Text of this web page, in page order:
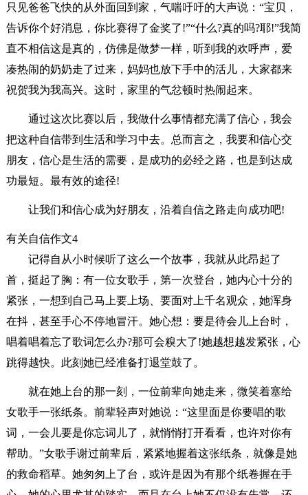
只见爸爸飞快的从外面回到家，气喘吁吁的大声说：“宝贝，
告诉你个好消息，你比赛得了金奖了!”“什么?真的吗?耶!”我简
直不相信这是真的，仿佛是做梦一样，听到我的欢呼声，爱
凑热闹的奶奶走了过来，妈妈也放下手中的活儿，大家都来
祝贺我为我高兴。这时，家里的气忿顿时热闹起来。
通过这次比赛以后，我做什么事情都充满了信心，我会
把这种自信带到生活和学习中去。总而言之，我要和信心交
朋友，信心是生活的需要，是成功的必经之路，也是到达成
功最短。最有效的途径!
让我们和信心成为好朋友，沿着自信之路走向成功吧!
有关自信作文4
记得自从小时候听了这么一个故事，我就从此昂起了
首，挺起了胸：有一位女歌手，第一次登台，她内心十分的
紧张，一想到自己马上要上场、要面对上千名观众，她浑身
在抖，甚至手心不停地冒汗。她心想：要是待会儿上台时，
唱着唱着忘了歌词怎么办?那可会糗大了!她越想越发紧张，心
跳得越快。此刻她已经准备打退堂鼓了。
就在她上台的那一刻，一位前辈向她走来，微笑着塞给
女歌手一张纸条。前辈轻声对她说：“这里面是你要唱的歌
词，一会儿要是你忘词儿了，就悄悄打开看看，也许对你有
帮助。”女歌手谢过前辈后，紧紧地握着这张纸条，就像是她
的救命稻草。她匆匆上了台，或许是因为有那个纸卷握在手